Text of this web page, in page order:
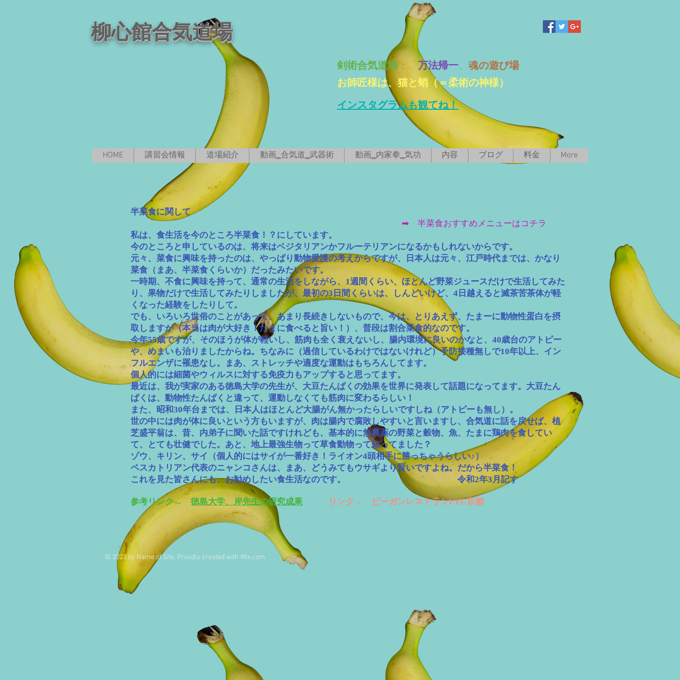
柳心館合気道場
剣術合気道場：万法帰一、 魂の遊び場
お師匠様は、猫と蛸（＝柔術の神様）
インスタグラムも観てね！
HOME 講習会情報 道場紹介 動画‗合気道‗武器術 動画‗内家拳‗気功 内容 ブログ 料金 More
半菜食に関して
➡ 半菜食おすすめメニューはコチラ
​私は、食生活を今のところ半菜食！？にしています。
今のところと申しているのは、将来は​ベジタリアンかフルーテリアンになるかもしれないからです。
元々、菜食に興味を持ったのは、やっぱり動物愛護の考えからですが、日本人は元々、江戸時代までは、かなり
菜食（まあ、半菜食くらいか）だったみたいです。
一時期、不食に興味を持って、通常の生活をしながら、1週間くらい、ほとんど野菜ジュースだけで生活してみた
り、果物だけで生活してみたりしましたが、最初の3日間くらいは、しんどいけど、4日越えると滅茶苦茶体が軽
くなった経験をしたりして。
でも、いろいろ世俗のことがあって、あまり長続きしないもので、今は、とりあえず、たまーに動物性蛋白を摂
取しますが（本当は肉が大好き！たまに食べると旨い！）、普段は割合菜食的なのです。
今年55歳ですが、そのほうが体が軽いし、筋肉も全く衰えないし、腸内環境に良いのかなと、40歳台のアトピー
や、めまいも治りましたからね。ちなみに（過信しているわけではないけれど）予防接種無しで10年以上、イン
フルエンザに罹患なし。まあ、ストレッチや適度な運動はもちろんしてます。
個人的には細菌やウィルスに対する免疫力もアップすると思ってます。
最近は、我が実家のある徳島大学の先生が、大豆たんぱくの効果を世界に発表して話題になってます。大豆たん
ぱくは、動物性たんぱくと違って、運動しなくても筋肉に変わるらしい！
また、昭和30年台までは、日本人はほとんど大腸がん無かったらしいですしね（アトピーも無し）。
世の中には肉が体に良いという方もいますが、肉は腸内で腐敗しやすいと言いますし、合気道に話を戻せば、植
芝盛平翁は、昔、 内弟子に聞いた話ですけれども、基本的に無農薬の野菜と穀物、魚、たまに鶏肉を食してい
て、とても壮健でした。あと、地上最強生物って草食動物って知ってました？
ゾウ、キリン、サイ（個人的にはサイが一番好き！ライオン4頭相手に勝っちゃうらしい♪）
​ペスカトリアン代表のニャンコさんは、まあ、どうみてもウサギより賢いですよね。だから半菜食！
​これを見た皆さんにも、お勧めしたい食生活なのです。 令和2年3月記す
​参考リンク→徳島大学、岸先生の研究成果 リンク→ ビーガンレストランUZU京都
© 2023 by Name of Site. Proudly created with Wix.com